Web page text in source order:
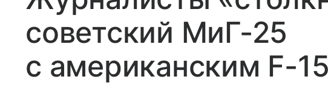
советский МиГ-25
с американским F-